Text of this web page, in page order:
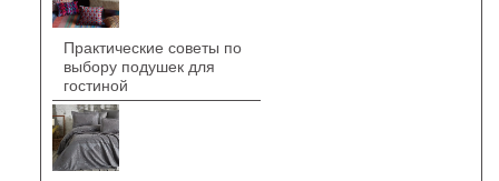
Практические советы по
выбору подушек для
гостиной